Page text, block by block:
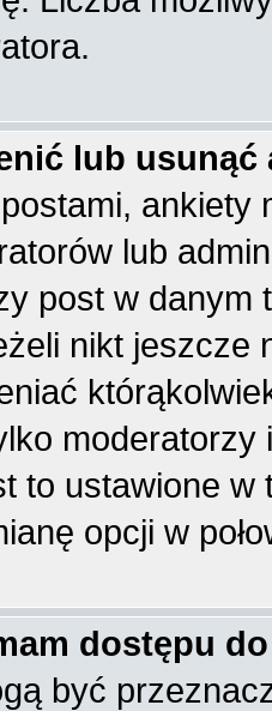
lub usunąć
lub
post w
nikt jeszcze
to ustawione w
opcji w
dostępu
być